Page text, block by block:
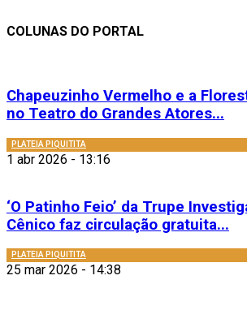
COLUNAS DO PORTAL
Chapeuzinho Vermelho e a
no Teatro do Grandes Atores...
PLATEIA PIQUITITA
1 abr 2026 - 13:16
‘O Patinho Feio’ da Trupe
Cênico faz circulação gratuita...
PLATEIA PIQUITITA
25 mar 2026 - 14:38